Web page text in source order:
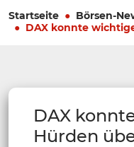
Startseite Börsen-
DAX konnte
DAX
Hürden